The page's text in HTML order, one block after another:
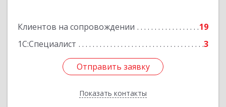
Клиентов на сопровождении
19
1С:Специалист
3
Отправить заявку
Показать контакты
Отправить заявку
Назад